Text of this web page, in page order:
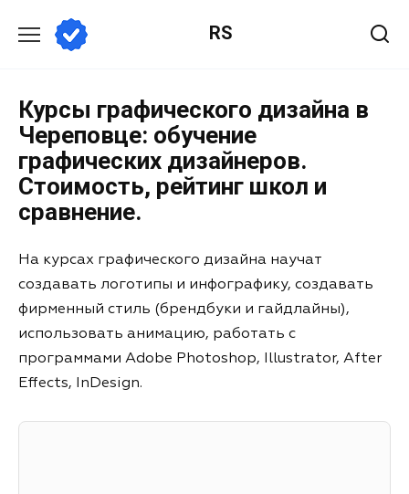
RS
Курсы графического дизайна в
Череповце: обучение
графических дизайнеров.
Стоимость, рейтинг школ и
сравнение.
На курсах графического дизайна научат
создавать логотипы и инфографику, создавать
фирменный стиль (брендбуки и гайдлайны),
использовать анимацию, работать с
программами Adobe Photoshop, Illustrator, After
Effects, InDesign.